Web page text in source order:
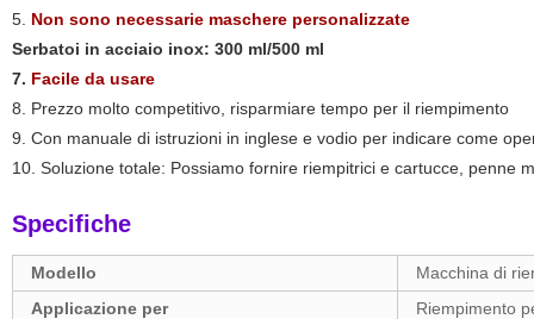
5. Non sono necessarie maschere personalizzate
Serbatoi in acciaio inox: 300 ml/500 ml
7. Facile da usare
8. Prezzo molto competitivo, risparmiare tempo per il riempimento
9. Con manuale di istruzioni in inglese e vodio per indicare come
10. Soluzione totale: Possiamo fornire riempitrici e cartucce, penne
Specifiche
Modello
Macchina di
Applicazione per
Riempimento